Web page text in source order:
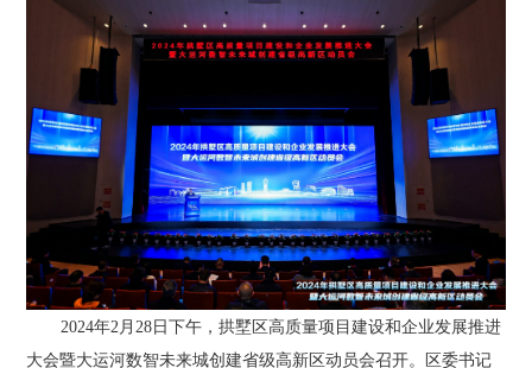
2024年2月28日下午，拱墅区高质量项目建设和企业发展推进
大会暨大运河数智未来城创建省级高新区动员会召开。区委书记